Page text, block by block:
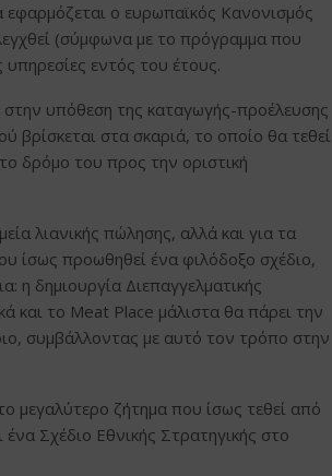
εφαρμόζεται ο ευρωπαϊκός Κανονισμός
(σύμφωνα με το πρόγραμμα που
υπηρεσίες εντός του έτους.
στην υπόθεση της καταγωγής-προέλευσης
στα σκαριά, το οποίο θα τεθεί
δρόμο του προς την οριστική
λιανικής πώλησης, αλλά και για τα
ίσως προωθηθεί ένα φιλόδοξο σχέδιο,
η δημιουργία Διεπαγγελματικής
και το Meat Place μάλιστα θα πάρει την
συμβάλλοντας με αυτό τον τρόπο στην
μεγαλύτερο ζήτημα που ίσως τεθεί από
Σχέδιο Εθνικής Στρατηγικής στο